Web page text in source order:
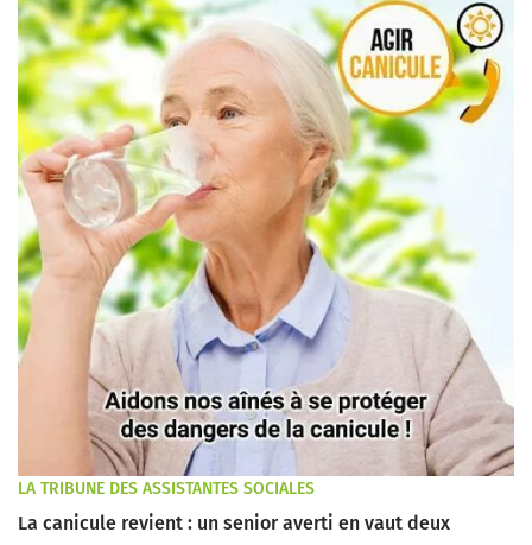
LA TRIBUNE DES ASSISTANTES SOCIALES
La canicule revient : un senior averti en vaut deux